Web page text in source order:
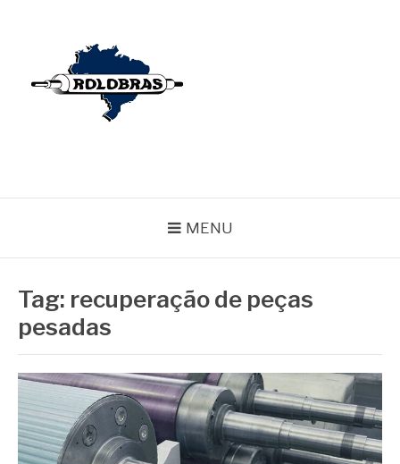
MENU
Tag: recuperação de peças
pesadas